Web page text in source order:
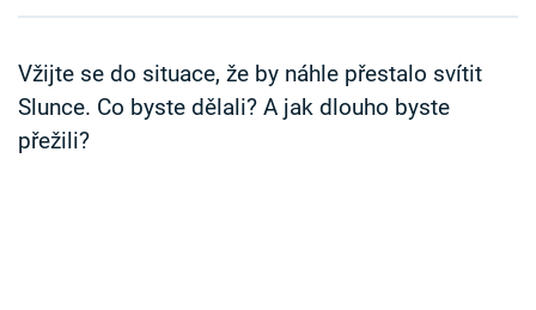
Sledujte nás
Vžijte se do situace, že by náhle přestalo svítit
Slunce. Co byste dělali? A jak dlouho byste
přežili?